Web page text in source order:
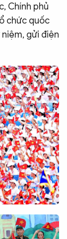
Chính phủ
chức quốc
gửi điện